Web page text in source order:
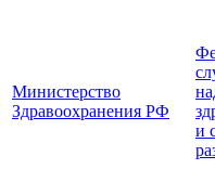
Министерство
Здравоохранения РФ
и